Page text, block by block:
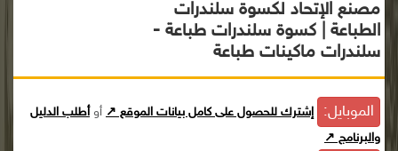
مصنع الإتحاد لكسوة سلندرات
الطباعة | كسوة سلندرات طباعة -
سلندرات ماكينات طباعة
الموبايل: إشترك للحصول على كامل بيانات الموقع ↗ أوأطلب الدليل
والبرنامج ↗